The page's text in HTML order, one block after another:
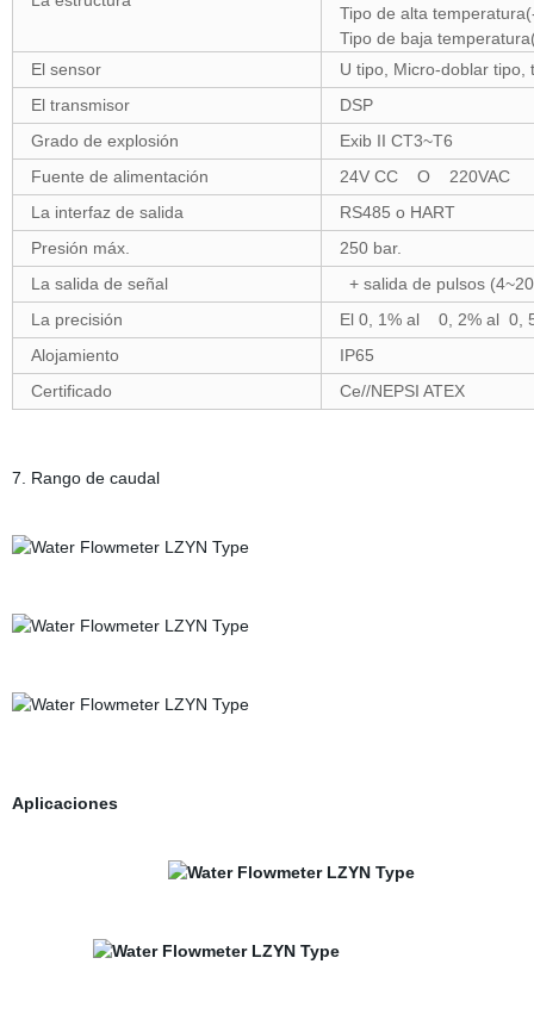
Tipo de alta
Tipo de baja
El sensor
U tipo, Micro-doblar tipo,
El transmisor
DSP
Grado de explosión
Exib II CT3~T6
Fuente de alimentación
24V CC O 220VAC
La interfaz de salida
RS485 o HART
Presión máx.
250 bar.
La salida de señal
+ salida de pulsos
La precisión
El 0, 1% al 0, 2% al 0,
Alojamiento
IP65
Certificado
Ce//NEPSI ATEX
7. Rango de caudal
Aplicaciones